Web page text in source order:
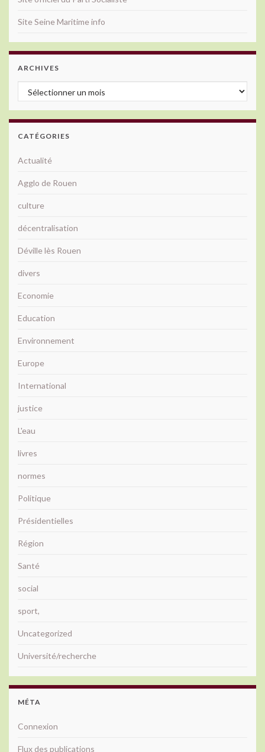
Site Seine Maritime info
ARCHIVES
Archives
CATÉGORIES
Actualité
Agglo de Rouen
culture
décentralisation
Déville lès Rouen
divers
Economie
Education
Environnement
Europe
International
justice
L'eau
livres
normes
Politique
Présidentielles
Région
Santé
social
sport,
Uncategorized
Université/recherche
MÉTA
Connexion
Flux des publications